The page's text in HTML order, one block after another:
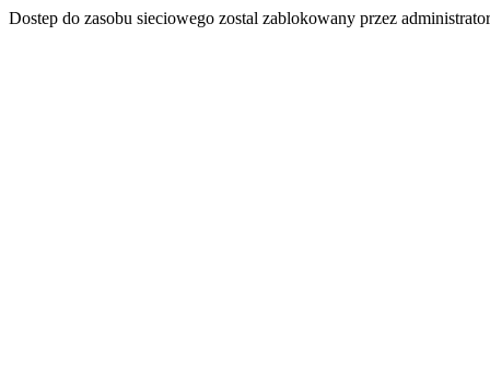
Dostep do zasobu sieciowego zostal zablokowany przez